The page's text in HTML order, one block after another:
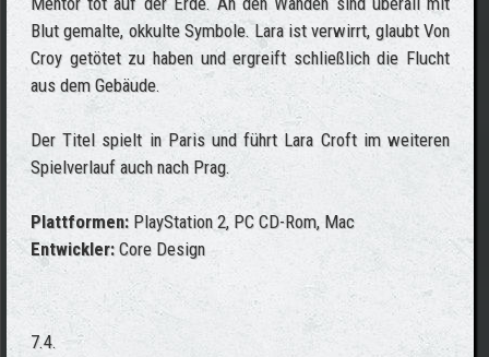
Blut gemalte, okkulte Symbole. Lara ist verwirrt, glaubt Von
Croy getötet zu haben und ergreift schließlich die Flucht
aus dem Gebäude.
Der Titel spielt in Paris und führt Lara Croft im weiteren
Spielverlauf auch nach Prag.
Plattformen: PlayStation 2, PC CD-Rom, Mac
Entwickler: Core Design
7.4.